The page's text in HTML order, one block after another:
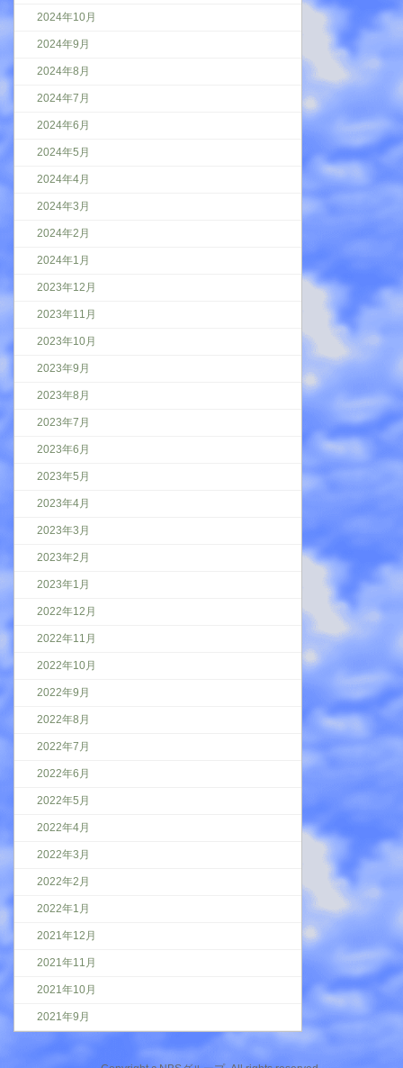
2024年10月
2024年9月
2024年8月
2024年7月
2024年6月
2024年5月
2024年4月
2024年3月
2024年2月
2024年1月
2023年12月
2023年11月
2023年10月
2023年9月
2023年8月
2023年7月
2023年6月
2023年5月
2023年4月
2023年3月
2023年2月
2023年1月
2022年12月
2022年11月
2022年10月
2022年9月
2022年8月
2022年7月
2022年6月
2022年5月
2022年4月
2022年3月
2022年2月
2022年1月
2021年12月
2021年11月
2021年10月
2021年9月